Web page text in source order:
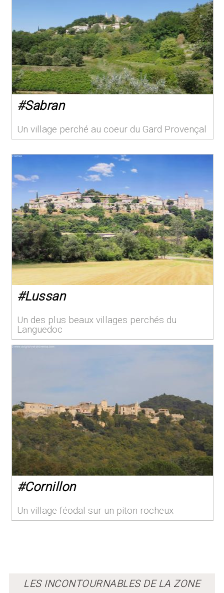
#Sabran
Un village perché au coeur du Gard Provençal
#Lussan
Un des plus beaux villages perchés du
Languedoc
#Cornillon
Un village féodal sur un piton rocheux
LES INCONTOURNABLES DE LA ZONE